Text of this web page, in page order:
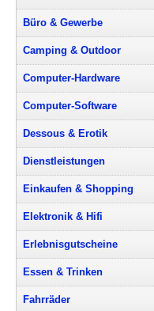
Büro & Gewerbe
Camping & Outdoor
Computer-Hardware
Computer-Software
Dessous & Erotik
Dienstleistungen
Einkaufen & Shopping
Elektronik & Hifi
Erlebnisgutscheine
Essen & Trinken
Fahrräder